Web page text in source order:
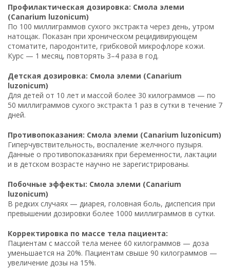
Профилактическая дозировка: Смола элеми
(Canarium luzonicum)
По 100 миллиграммов сухого экстракта через день, утром
натощак. Показан при хроническом рецидивирующем
стоматите, пародонтите, грибковой микрофлоре кожи.
Курс — 1 месяц, повторять 3–4 раза в год.
Детская дозировка: Смола элеми (Canarium
luzonicum)
Для детей от 10 лет и массой более 30 килограммов — по
50 миллиграммов сухого экстракта 1 раз в сутки в течение 7
дней.
Противопоказания: Смола элеми (Canarium luzonicum)
Гиперчувствительность, воспаление желчного пузыря.
Данные о противопоказаниях при беременности, лактации
и в детском возрасте научно не зарегистрированы.
Побочные эффекты: Смола элеми (Canarium
luzonicum)
В редких случаях — диарея, головная боль, диспепсия при
превышении дозировки более 1000 миллиграммов в сутки.
Корректировка по массе тела пациента:
Пациентам с массой тела менее 60 килограммов — доза
уменьшается на 20%. Пациентам свыше 90 килограммов —
увеличение дозы на 15%.